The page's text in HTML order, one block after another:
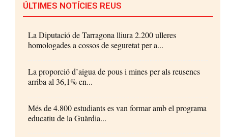
ÚLTIMES NOTÍCIES REUS
La Diputació de Tarragona lliura 2.200 ulleres
homologades a cossos de seguretat per a...
La proporció d’aigua de pous i mines per als reusencs
arriba al 36,1% en...
Més de 4.800 estudiants es van formar amb el programa
educatiu de la Guàrdia...